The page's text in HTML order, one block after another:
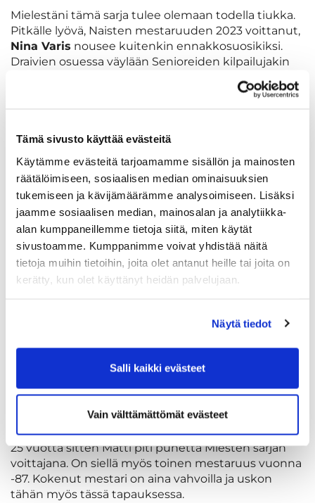
Tämä sivusto käyttää evästeitä
Käytämme evästeitä tarjoamamme sisällön ja mainosten
räätälöimiseen, sosiaalisen median ominaisuuksien
tukemiseen ja kävijämäärämme analysoimiseen. Lisäksi
jaamme sosiaalisen median, mainosalan ja analytiikka-
alan kumppaneillemme tietoja siitä, miten käytät
sivustoamme. Kumppanimme voivat yhdistää näitä
tietoja muihin tietoihin, joita olet antanut heille tai joita on
kerätty, kun olet käyttänyt heidän palvelujaan.
Näytä tiedot
Salli kaikki evästeet
Vain välttämättömät evästeet
Mielestäni tämä sarja tulee olemaan todella tiukka.
Pitkälle lyövä, Naisten mestaruuden 2023 voittanut,
Nina Varis nousee kuitenkin ennakkosuosikiksi.
Draivien osuessa väylään Senioreiden kilpailujakin
aktiivisesti kiertävä Nina on varmasti vahvoilla.
voittaneita.Suvikki Loimasnousee toisena nimenä
ennakkosuosikkien listalle. Kauden 2021 Naisten
mestari on varmasti vahvoilla viikonloppuna. Myös
seniorinaisten kisoja pelaavaLaura Kämäräinen
osallistuu varmasti kärkikamppailuun.
Tämä sarja on mielenkiintoinen seurattava!
M50 sarja
yleisessä sarjassa. Lähtökohtaisesti todella kovassa
voi tänä vuonna osallistua.
Muistelin, ettäMatti Pylkkäsennimi löytyy Miesten
sarjan mestaruuspokaalista. Ja olin aivan oikeassa -
25 vuotta sitten Matti piti puhetta Miesten sarjan
voittajana. On siellä myös toinen mestaruus vuonna
-87. Kokenut mestari on aina vahvoilla ja uskon
tähän myös tässä tapauksessa.